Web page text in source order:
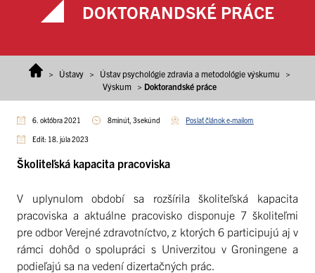
DOKTORANDSKÉ PRÁCE
> Ústavy > Ústav psychológie zdravia a metodológie výskumu
>
Výskum
> Doktorandské práce
6. októbra 2021 8minút, 3sekúnd Poslať článok e-mailom
Edit: 18. júla 2023
Školiteľská kapacita pracoviska
V uplynulom období sa rozšírila školiteľská kapacita
pracoviska a aktuálne pracovisko disponuje 7 školiteľmi
pre odbor Verejné zdravotníctvo, z ktorých 6 participujú aj v
rámci dohôd o spolupráci s Univerzitou v Groningene a
podieľajú sa na vedení dizertačných prác.